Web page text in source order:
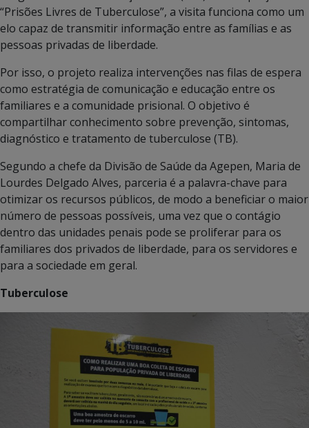
“Prisões Livres de Tuberculose”, a visita funciona como um
elo capaz de transmitir informação entre as famílias e as
pessoas privadas de liberdade.
Por isso, o projeto realiza intervenções nas filas de espera
como estratégia de comunicação e educação entre os
familiares e a comunidade prisional. O objetivo é
compartilhar conhecimento sobre prevenção, sintomas,
diagnóstico e tratamento de tuberculose (TB).
Segundo a chefe da Divisão de Saúde da Agepen, Maria de
Lourdes Delgado Alves, parceria é a palavra-chave para
otimizar os recursos públicos, de modo a beneficiar o maior
número de pessoas possíveis, uma vez que o contágio
dentro das unidades penais pode se proliferar para os
familiares dos privados de liberdade, para os servidores e
para a sociedade em geral.
Tuberculose